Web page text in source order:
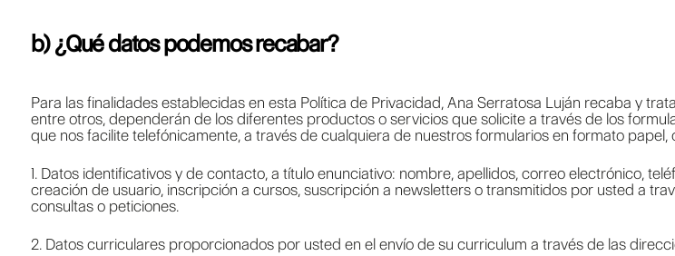
b) ¿Qué datos podemos recabar?
Para las finalidades establecidas en esta Política de Privacidad, Ana Serratosa Luján recaba y
entre otros, dependerán de los diferentes productos o servicios que solicite a través de los
que nos facilite telefónicamente, a través de cualquiera de nuestros formularios en formato
1. Datos identificativos y de contacto, a título enunciativo: nombre, apellidos, correo electrónico,
creación de usuario, inscripción a cursos, suscripción a newsletters o transmitidos por usted a
consultas o peticiones.
2. Datos curriculares proporcionados por usted en el envío de su curriculum a través de las